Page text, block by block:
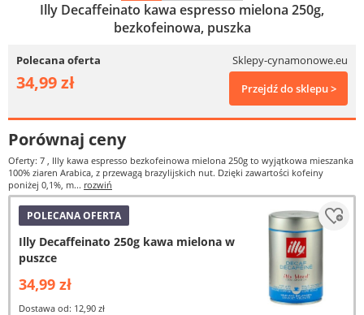
Illy Decaffeinato kawa espresso mielona 250g,
bezkofeinowa, puszka
Polecana oferta Sklepy-cynamonowe.eu
34,99 zł Przejdź do sklepu >
Porównaj ceny
Oferty: 7 , Illy kawa espresso bezkofeinowa mielona 250g to wyjątkowa mieszanka
100% ziaren Arabica, z przewagą brazylijskich nut. Dzięki zawartości kofeiny
poniżej 0,1%, m... rozwiń
POLECANA OFERTA
Illy Decaffeinato 250g kawa mielona w
puszce
34,99 zł
Dostawa od: 12,90 zł